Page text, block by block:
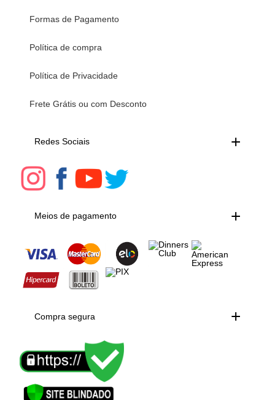
Formas de Pagamento
Política de compra
Política de Privacidade
Frete Grátis ou com Desconto
Redes Sociais
Meios de pagamento
Compra segura